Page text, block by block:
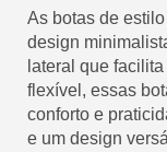
As botas de
design
lateral que
flexível, essas
conforto e
e um design